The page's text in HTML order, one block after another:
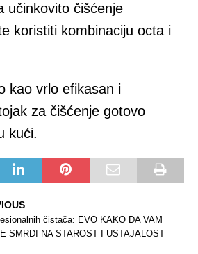
učinkovito čišćenje
koristiti kombinaciju octa i
kao vrlo efikasan i
za čišćenje gotovo
kući.
čistača: EVO KAKO DA VAM
SMRDI NA STAROST I USTAJALOST